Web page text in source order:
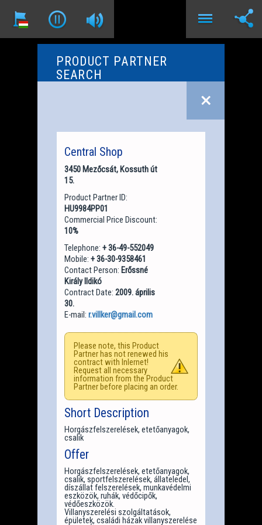
PRODUCT PARTNER
SEARCH
Central Shop
3450 Mezőcsát, Kossuth út
15.
Product Partner ID:
HU9984PP01
Commercial Price Discount:
10%
Telephone: + 36-49-552049
Mobile: + 36-30-9358461
Contact Person: Erőssné
Király Ildikó
Contract Date: 2009. április
30.
E-mail: r.villker@gmail.com
Please note, this Product
Partner has not renewed his
contract with Inlernet!
Request all necessary
information from the Product
Partner before placing an order.
Short Description
Horgászfelszerelések, etetőanyagok,
csalik
Offer
Horgászfelszerelések, etetőanyagok,
csalik, sportfelszerelések, állateledel,
díszállat felszerelések, munkavédelmi
eszközök, ruhák, védőcipők,
védőeszközök.
Villanyszerelési szolgáltatások,
épületek, családi házak villanyszerelése